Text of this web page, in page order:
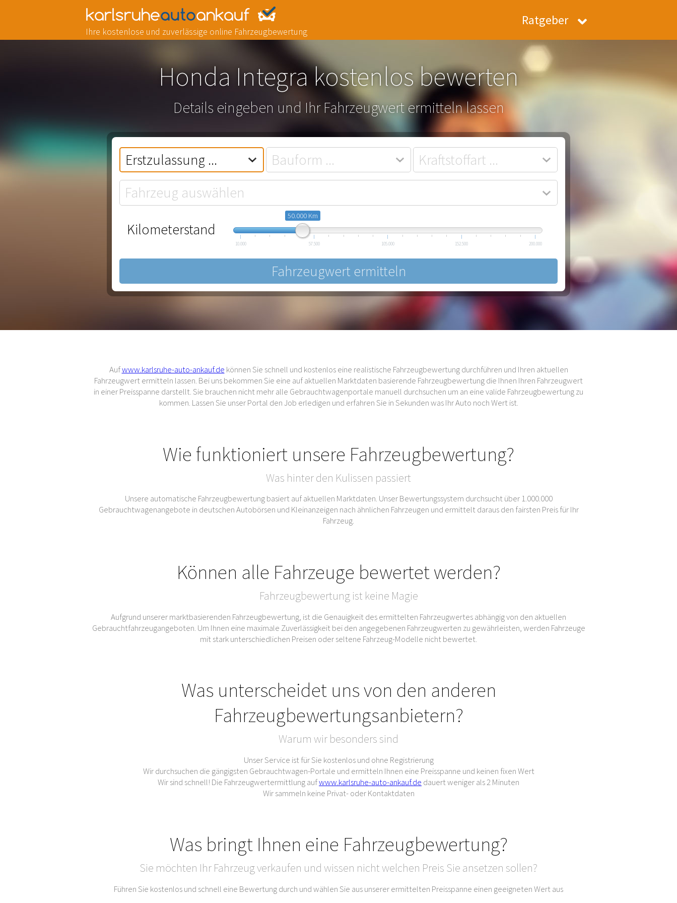
Ihre kostenlose und zuverlässige online Fahrzeugbewertung
Ratgeber
Honda Integra kostenlos bewerten
Details eingeben und Ihr Fahrzeugwert ermitteln lassen
Kilometerstand
50.000 Km
10.000 57.500 105.000 152.500 200.000
Aufwww.karlsruhe-auto-ankauf.de können Sie schnell und kostenlos eine realistische Fahrzeugbewertung durchführen und Ihren aktuellen
Fahrzeugwert ermitteln lassen. Bei uns bekommen Sie eine auf aktuellen Marktdaten basierende Fahrzeugbewertung die Ihnen Ihren Fahrzeugwert
in einer Preisspanne darstellt. Sie brauchen nicht mehr alle Gebrauchtwagenportale manuell durchsuchen um an eine valide Fahrzeugbewertung zu
kommen. Lassen Sie unser Portal den Job erledigen und erfahren Sie in Sekunden was Ihr Auto noch Wert ist.
Wie funktioniert unsere Fahrzeugbewertung?
Was hinter den Kulissen passiert
Unsere automatische Fahrzeugbewertung basiert auf aktuellen Marktdaten. Unser Bewertungssystem durchsucht über 1.000.000
Gebrauchtwagenangebote in deutschen Autobörsen und Kleinanzeigen nach ähnlichen Fahrzeugen und ermittelt daraus den fairsten Preis für Ihr
Fahrzeug.
Können alle Fahrzeuge bewertet werden?
Fahrzeugbewertung ist keine Magie
Aufgrund unserer marktbasierenden Fahrzeugbewertung, ist die Genauigkeit des ermittelten Fahrzeugwertes abhängig von den aktuellen
Gebrauchtfahrzeugangeboten. Um Ihnen eine maximale Zuverlässigkeit bei den angegebenen Fahrzeugwerten zu gewährleisten, werden Fahrzeuge
mit stark unterschiedlichen Preisen oder seltene Fahrzeug-Modelle nicht bewertet.
Was unterscheidet uns von den anderen
Fahrzeugbewertungsanbietern?
Warum wir besonders sind
Unser Service ist für Sie kostenlos und ohne Registrierung
Wir durchsuchen die gängigsten Gebrauchtwagen-Portale und ermitteln Ihnen eine Preisspanne und keinen fixen Wert
Wir sind schnell! Die Fahrzeugwertermittlung aufwww.karlsruhe-auto-ankauf.de dauert weniger als 2 Minuten
Wir sammeln keine Privat- oder Kontaktdaten
Was bringt Ihnen eine Fahrzeugbewertung?
Sie möchten Ihr Fahrzeug verkaufen und wissen nicht welchen Preis Sie ansetzen sollen?
Führen Sie kostenlos und schnell eine Bewertung durch und wählen Sie aus unserer ermittelten Preisspanne einen geeigneten Wert aus